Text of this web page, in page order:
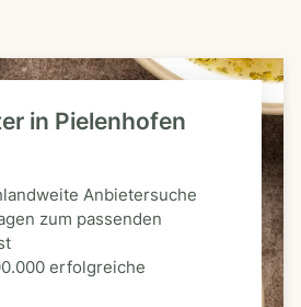
in Pielenhofen
Anbietersuche
zum passenden
erfolgreiche